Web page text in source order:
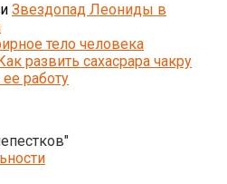
Звездопад Леониды в
тело человека
развить сахасрара чакру
работу